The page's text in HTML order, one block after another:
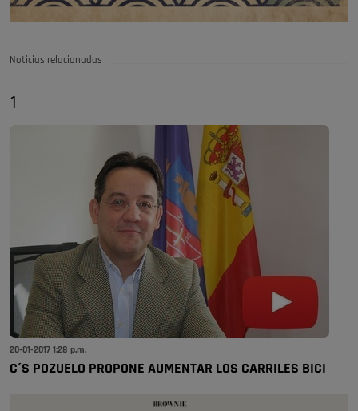
Noticias relacionadas
1
20-01-2017 1:28 p.m.
C´S POZUELO PROPONE AUMENTAR LOS CARRILES BICI